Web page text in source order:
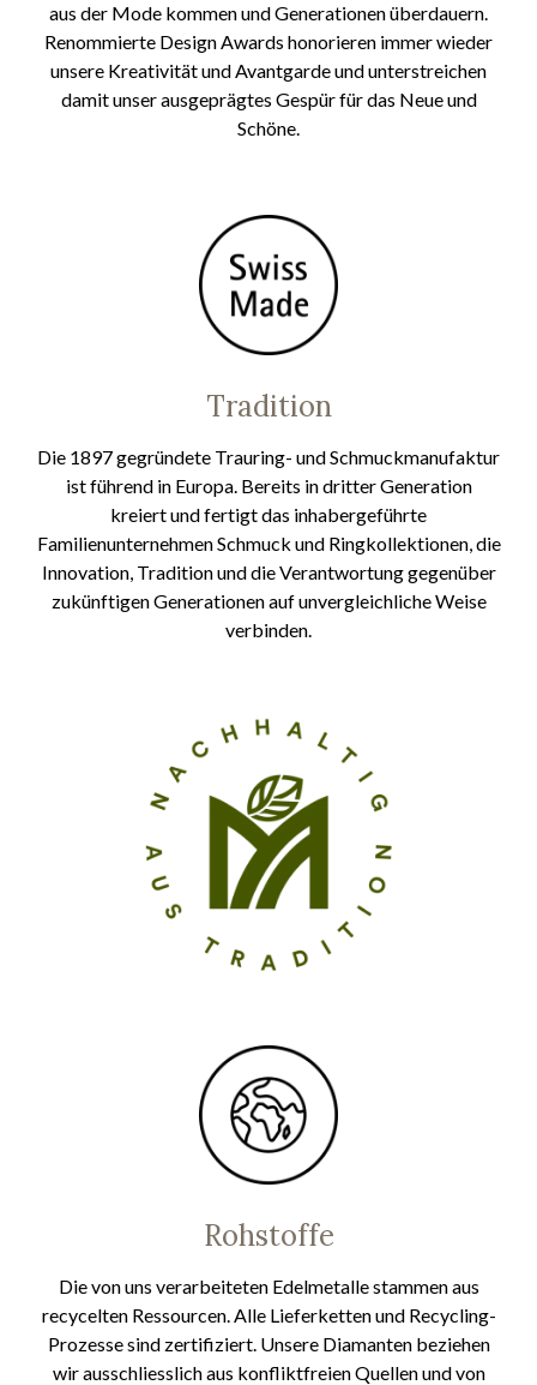
aus der Mode kommen und Generationen überdauern.
Renommierte Design Awards honorieren immer wieder
unsere Kreativität und Avantgarde und unterstreichen
damit unser ausgeprägtes Gespür für das Neue und
Schöne.
Tradition
Die 1897 gegründete Trauring- und Schmuckmanufaktur
ist führend in Europa. Bereits in dritter Generation
kreiert und fertigt das inhabergeführte
Familienunternehmen Schmuck und Ringkollektionen, die
Innovation, Tradition und die Verantwortung gegenüber
zukünftigen Generationen auf unvergleichliche Weise
verbinden.
Rohstoffe
Die von uns verarbeiteten Edelmetalle stammen aus
recycelten Ressourcen. Alle Lieferketten und Recycling-
Prozesse sind zertifiziert. Unsere Diamanten beziehen
wir ausschliesslich aus konfliktfreien Quellen und von